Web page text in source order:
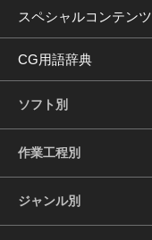
スペシャルコンテンツ
CG用語辞典
ソフト別
作業工程別
ジャンル別